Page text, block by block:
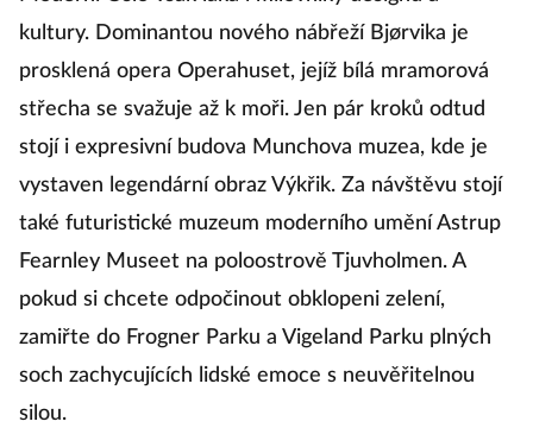
kultury. Dominantou nového nábřeží Bjørvika je
prosklená opera Operahuset, jejíž bílá mramorová
střecha se svažuje až k moři. Jen pár kroků odtud
stojí i expresivní budova Munchova muzea, kde je
vystaven legendární obraz Výkřik. Za návštěvu stojí
také futuristické muzeum moderního umění Astrup
Fearnley Museet na poloostrově Tjuvholmen. A
pokud si chcete odpočinout obklopeni zelení,
zamiřte do Frogner Parku a Vigeland Parku plných
soch zachycujících lidské emoce s neuvěřitelnou
silou.